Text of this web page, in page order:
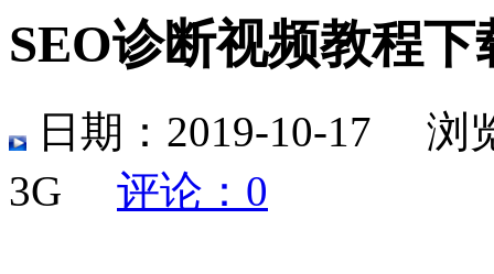
SEO诊断视频教程
日期：2019-10-17 浏
3G 评论：0